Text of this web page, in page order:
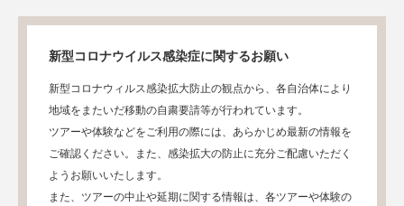
新型コロナウイルス感染症に関するお願い
新型コロナウィルス感染拡大防止の観点から、各自治体により
地域をまたいだ移動の自粛要請等が行われています。
ツアーや体験などをご利用の際には、あらかじめ最新の情報を
ご確認ください。また、感染拡大の防止に充分ご配慮いただく
ようお願いいたします。
また、ツアーの中止や延期に関する情報は、各ツアーや体験の